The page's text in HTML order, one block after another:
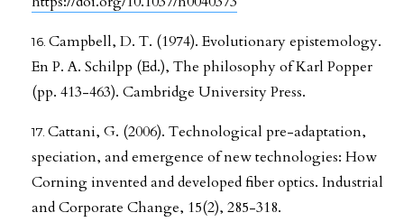
Campbell, D. T. (1974). Evolutionary epistemology.
En P. A. Schilpp (Ed.), The philosophy of Karl Popper
(pp. 413-463). Cambridge University Press.
Cattani, G. (2006). Technological pre-adaptation,
speciation, and emergence of new technologies: How
Corning invented and developed fiber optics. Industrial
and Corporate Change, 15(2), 285-318.